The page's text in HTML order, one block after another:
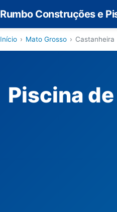
Rumbo Construções e
Início › Mato Grosso › Castanheira
Piscina